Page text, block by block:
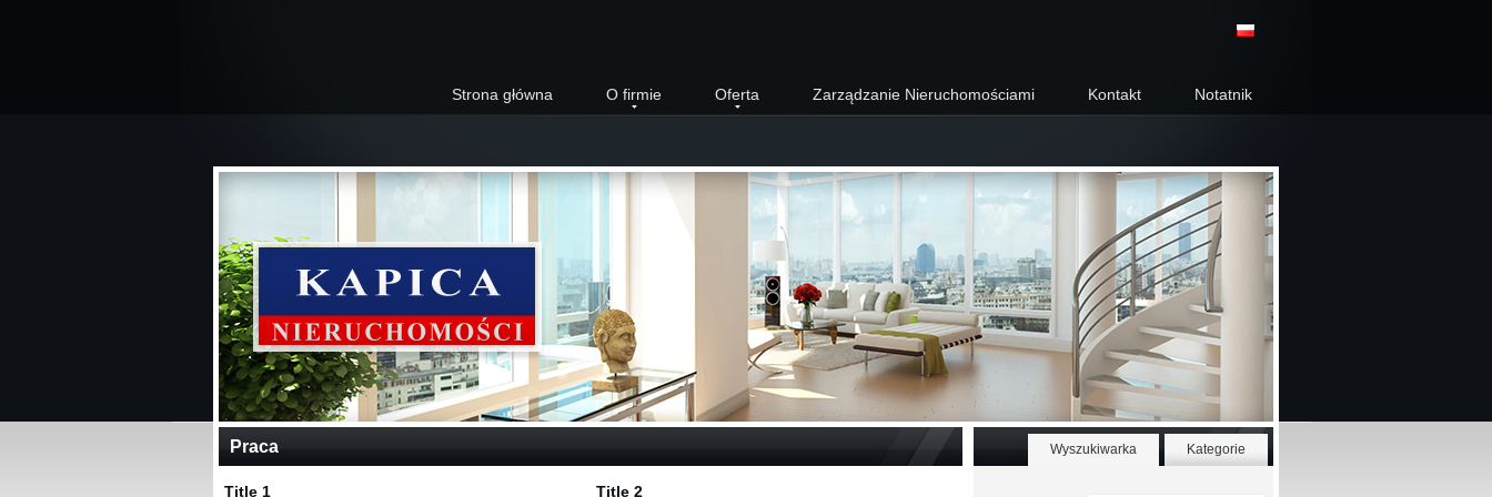
Strona główna O firmie Oferta Zarządzanie Nieruchomościami Kontakt Notatnik
Wyszukiwarka Kategorie
Praca
Title 1 Title 2